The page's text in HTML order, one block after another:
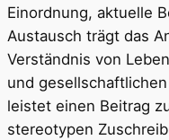
Einordnung, aktuelle
Austausch trägt das
Verständnis von
und
leistet einen Beitrag
stereotypen